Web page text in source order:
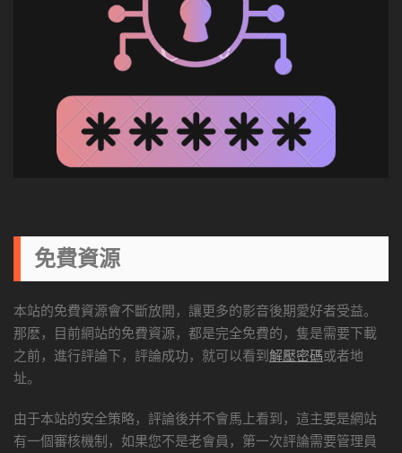
免費資源
本站的免費資源會不斷放開，讓更多的影音後期愛好者受益。
那麽，目前網站的免費資源，都是完全免費的，隻是需要下載
之前，進行評論下，評論成功，就可以看到 解壓密碼或者地
址。
由于本站的安全策略，評論後并不會馬上看到，這主要是網站
有一個審核機制，如果您不是老會員，第一次評論需要管理員